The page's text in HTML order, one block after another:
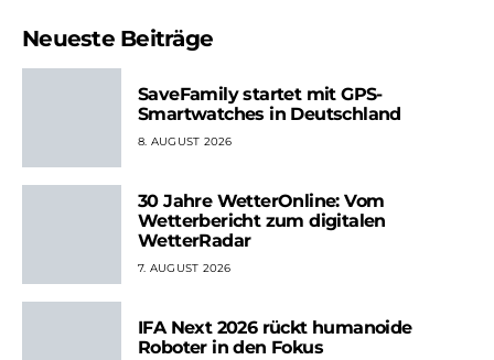
Neueste Beiträge
SaveFamily startet mit GPS-
Smartwatches in Deutschland
8. AUGUST 2026
30 Jahre WetterOnline: Vom
Wetterbericht zum digitalen
WetterRadar
7. AUGUST 2026
IFA Next 2026 rückt humanoide
Roboter in den Fokus